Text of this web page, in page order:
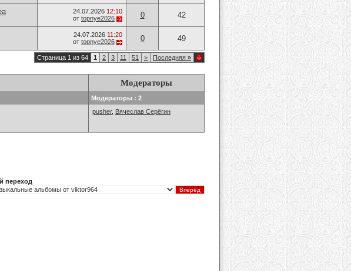
24.07.2026 12:10
от topnye2026 0 42
24.07.2026 11:20
от topnye2026 0 49
Страница 1 из 64 1 2 3 11 51 > Последняя »
Модераторы
Модераторы : 2
pusher, Вячеслав Серёгин
переход